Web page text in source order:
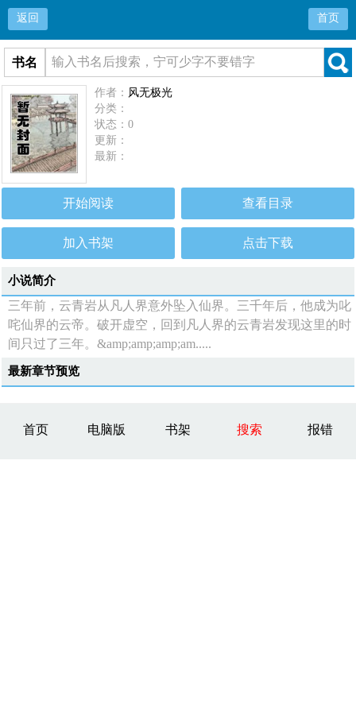
返回 首页
书名
作者： 风无极光
分类：
状态：0
更新：
最新：
开始阅读 查看目录
加入书架 点击下载
小说简介
三年前，云青岩从凡人界意外坠入仙界。三千年后，他成为叱
咤仙界的云帝。破开虚空，回到凡人界的云青岩发现这里的时
间只过了三年。&amp;amp;amp;am.....
最新章节预览
首页 电脑版 书架 搜索 报错